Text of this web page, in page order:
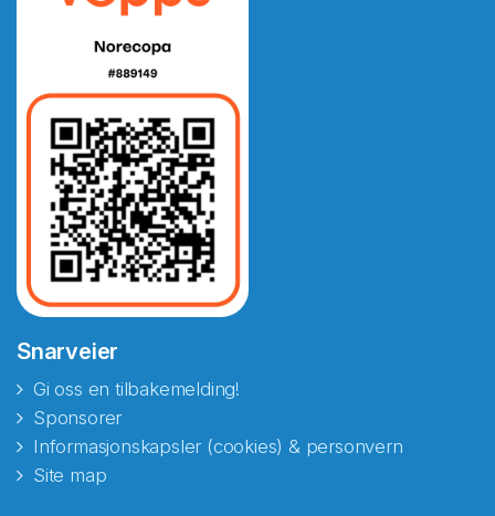
Snarveier
Gi oss en tilbakemelding!
Sponsorer
Informasjonskapsler (cookies) & personvern
Site map